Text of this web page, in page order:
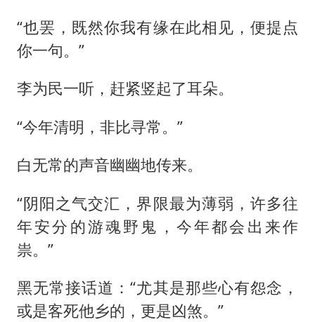
“也罢，既然你我有缘在此相见，便提点
你一句。”
李为民一听，赶紧竖起了耳朵。
“今年清明，非比寻常。”
白无常的声音幽幽地传来。
“阴阳之气交汇，界限最为薄弱，许多往
年安分的游魂野鬼，今年都会出来作
祟。”
黑无常接话道：“尤其是那些心有怨念，
或是客死他乡的，更是凶煞。”